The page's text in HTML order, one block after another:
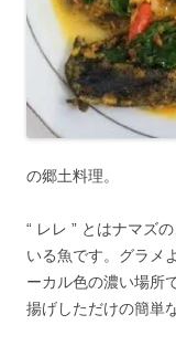
の郷土料理。
“ レレ ” とはナマズの
いる魚です。グラメ
ーカル色の濃い場所
揚げしただけの簡単